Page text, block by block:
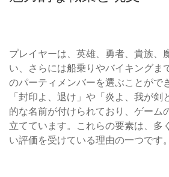
プレイヤーは、英雄、勇者、貴族、
い、さらには船乗りやバイキングま
のパーティメンバーを選ぶことがで
「封印よ、退け」や「炎よ、我が剣
的な名前が付けられており、ゲーム
立てています。これらの要素は、多
い評価を受けている理由の一つです。